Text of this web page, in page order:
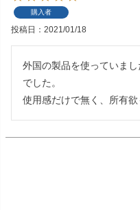
購入者
投稿日 2021/01/18
外国の製品を使っていま
でした。
使用感だけで無く、所有欲